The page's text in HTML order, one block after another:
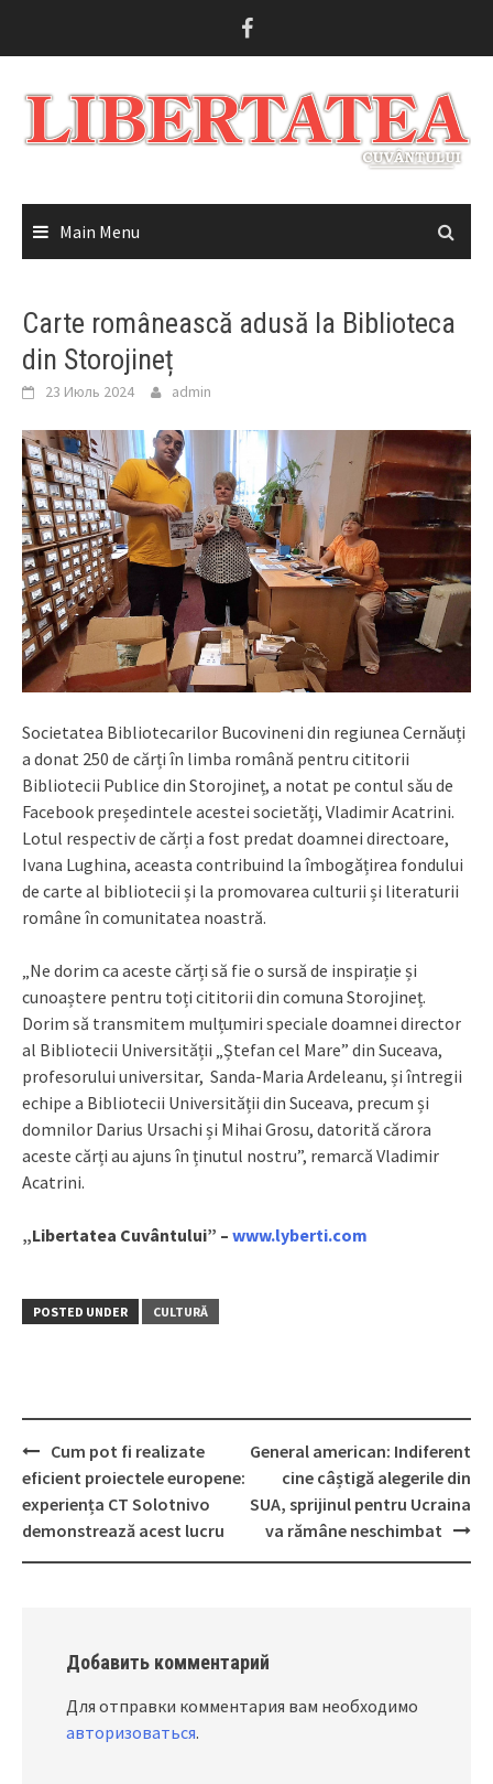
Main Menu
Carte românească adusă la Biblioteca
din Storojineț
23 Июль 2024 admin
Societatea Bibliotecarilor Bucovineni din regiunea Cernăuți
a donat 250 de cărți în limba română pentru cititorii
Bibliotecii Publice din Storojineț, a notat pe contul său de
Facebook președintele acestei societăți, Vladimir Acatrini.
Lotul respectiv de cărți a fost predat doamnei directoare,
Ivana Lughina, aceasta contribuind la îmbogățirea fondului
de carte al bibliotecii și la promovarea culturii și literaturii
române în comunitatea noastră.
„Ne dorim ca aceste cărți să fie o sursă de inspirație și
cunoaștere pentru toți cititorii din comuna Storojineț.
Dorim să transmitem mulțumiri speciale doamnei director
al Bibliotecii Universității „Ștefan cel Mare” din Suceava,
profesorului universitar, Sanda-Maria Ardeleanu, și întregii
echipe a Bibliotecii Universității din Suceava, precum și
domnilor Darius Ursachi și Mihai Grosu, datorită cărora
aceste cărți au ajuns în ținutul nostru”, remarcă Vladimir
Acatrini.
„Libertatea Cuvântului” – www.lyberti.com
POSTED UNDER CULTURĂ
Post
navigation
Cum pot fi realizate
eficient proiectele europene:
experiența CT Solotnivo
demonstrează acest lucru
General american: Indiferent
cine câștigă alegerile din
SUA, sprijinul pentru Ucraina
va rămâne neschimbat
Добавить комментарий
Для отправки комментария вам необходимо
авторизоваться.